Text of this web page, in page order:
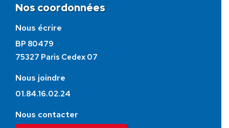
Nos coordonnées
Nous écrire
BP 80479
75327 Paris Cedex 07
Nous joindre
01.84.16.02.24
Nous contacter